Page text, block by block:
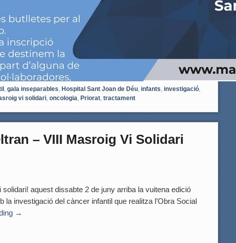
, gala inseparables, Hospital Sant Joan de Déu, infants, investigació,
vi solidari, oncologia, Priorat, tractament
– VIII Masroig Vi Solidari
aquest dissabte 2 de juny arriba la vuitena edició
la investigació del càncer infantil que realitza l’Obra Social
→